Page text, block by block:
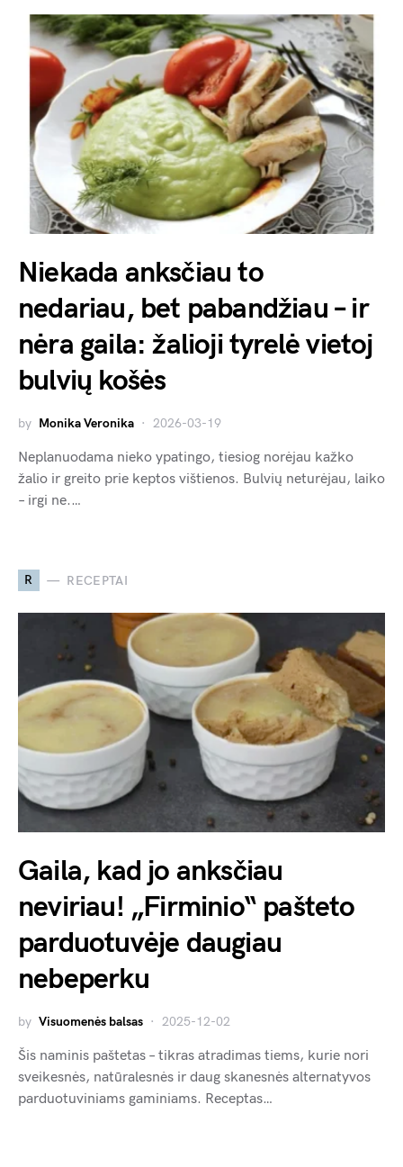
Niekada anksčiau to
nedariau, bet pabandžiau – ir
nėra gaila: žalioji tyrelė vietoj
bulvių košės
by Monika Veronika 2026-03-19
Neplanuodama nieko ypatingo, tiesiog norėjau kažko
žalio ir greito prie keptos vištienos. Bulvių neturėjau, laiko
– irgi ne.…
R RECEPTAI
Gaila, kad jo anksčiau
neviriau! „Firminio“ pašteto
parduotuvėje daugiau
nebeperku
by Visuomenės balsas 2025-12-02
Šis naminis paštetas – tikras atradimas tiems, kurie nori
sveikesnės, natūralesnės ir daug skanesnės alternatyvos
parduotuviniams gaminiams. Receptas…